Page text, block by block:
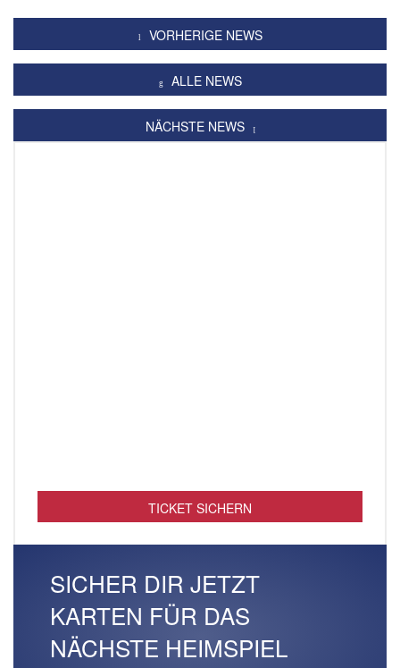
VORHERIGE NEWS
ALLE NEWS
NÄCHSTE NEWS
TICKET SICHERN
SICHER DIR JETZT
KARTEN FÜR DAS
NÄCHSTE HEIMSPIEL